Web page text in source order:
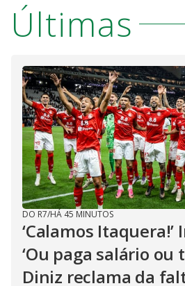
Últimas
DO R7/HÁ 45 MINUTOS
‘Calamos
‘Ou paga salário ou
Diniz reclama da